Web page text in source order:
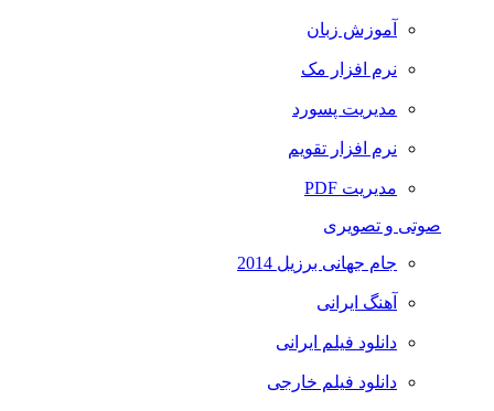
آموزش زبان
نرم افزار مک
مدیریت پسورد
نرم افزار تقویم
مدیریت PDF
صوتی و تصویری
جام جهانی برزیل 2014
آهنگ ایرانی
دانلود فیلم ایرانی
دانلود فیلم خارجی